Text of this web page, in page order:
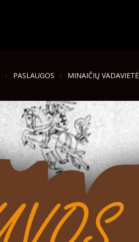
PASLAUGOS MINAIČIŲ VADAVIETĖ